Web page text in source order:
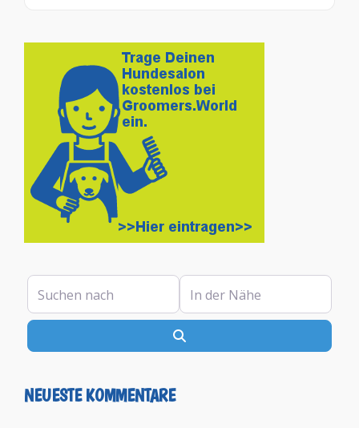
Suchen nach In der Nähe
NEUESTE KOMMENTARE